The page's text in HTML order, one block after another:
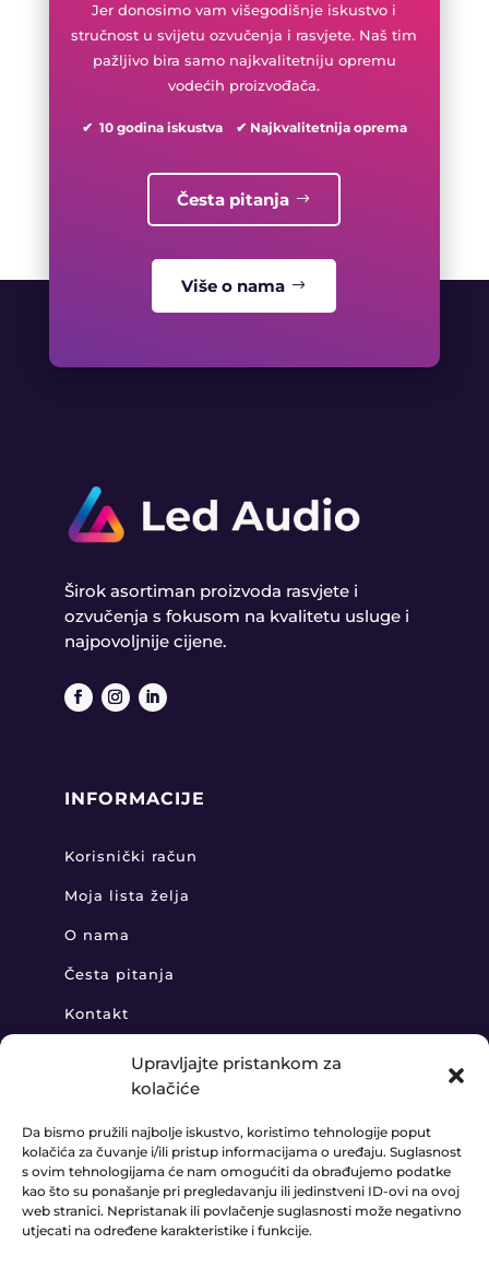
Upravljajte pristankom za
kolačiće
Da bismo pružili najbolje iskustvo, koristimo tehnologije poput
kolačića za čuvanje i/ili pristup informacijama o uređaju. Suglasnost
s ovim tehnologijama će nam omogućiti da obrađujemo podatke
kao što su ponašanje pri pregledavanju ili jedinstveni ID-ovi na ovoj
web stranici. Nepristanak ili povlačenje suglasnosti može negativno
utjecati na određene karakteristike i funkcije.
Jer donosimo vam višegodišnje iskustvo i
stručnost u svijetu ozvučenja i rasvjete. Naš tim
pažljivo bira samo najkvalitetniju opremu
vodećih proizvođača.
✔ 10 godina iskustva ✔ Najkvalitetnija oprema
Česta pitanja
Više o nama
Širok asortiman proizvoda rasvjete i
ozvučenja s fokusom na kvalitetu usluge i
najpovoljnije cijene.
INFORMACIJE
Korisnički račun
Moja lista želja
O nama
Česta pitanja
Kontakt
 +385 91 888 6406
 prodaja@ledaudio.hr